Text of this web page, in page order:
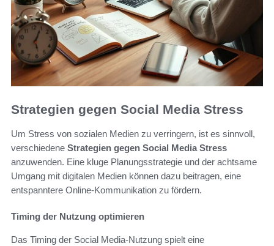
Strategien gegen Social Media Stress
Um Stress von sozialen Medien zu verringern, ist es sinnvoll,
verschiedene Strategien gegen Social Media Stress
anzuwenden. Eine kluge Planungsstrategie und der achtsame
Umgang mit digitalen Medien können dazu beitragen, eine
entspanntere Online-Kommunikation zu fördern.
Timing der Nutzung optimieren
Das Timing der Social Media-Nutzung spielt eine